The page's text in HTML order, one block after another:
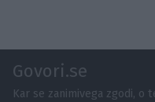
Govori.se
Kar se zanimivega zgodi, o